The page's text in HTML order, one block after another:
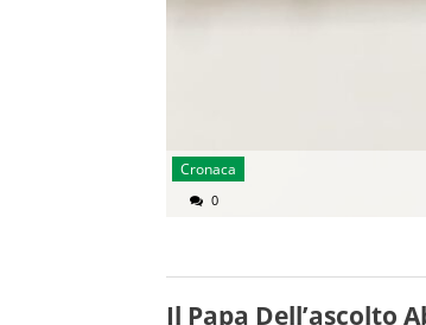
Cronaca
0
Il Papa Dell’ascolto